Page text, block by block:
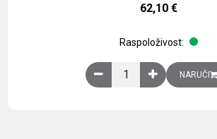
62,10 €
Raspoloživost:
Obična montažnaNARUČI